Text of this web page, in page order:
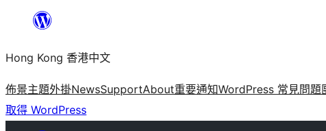
主
要
內
容
Hong Kong 香港中文
佈景主題外掛NewsSupportAbout重要通知WordPress 常見問題
取得 WordPress